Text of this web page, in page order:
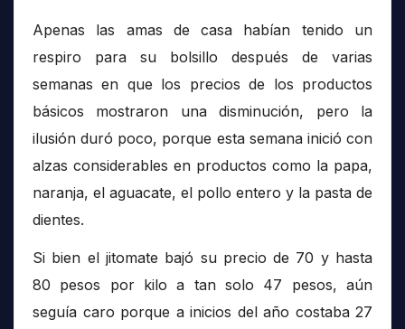
Apenas las amas de casa habían tenido un
respiro para su bolsillo después de varias
semanas en que los precios de los productos
básicos mostraron una disminución, pero la
ilusión duró poco, porque esta semana inició con
alzas considerables en productos como la papa,
naranja, el aguacate, el pollo entero y la pasta de
dientes.
Si bien el jitomate bajó su precio de 70 y hasta
80 pesos por kilo a tan solo 47 pesos, aún
seguía caro porque a inicios del año costaba 27